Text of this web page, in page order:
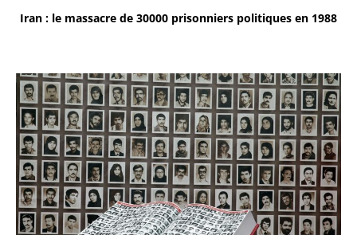
Iran : le massacre de 30000 prisonniers politiques en 1988